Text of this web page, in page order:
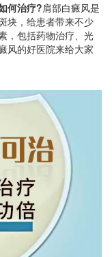
何治疗?肩部白癜风是
块，给患者带来不少
，包括药物治疗、光
风的好医院来给大家